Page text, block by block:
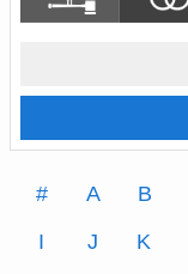
# A B
I
J K